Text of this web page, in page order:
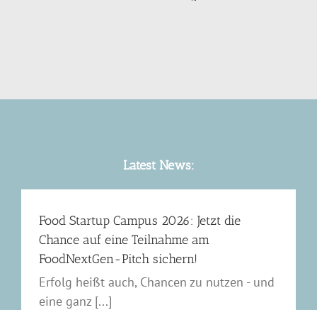
Latest News:
Food Startup Campus 2026: Jetzt die
Chance auf eine Teilnahme am
FoodNextGen-Pitch sichern!
Erfolg heißt auch, Chancen zu nutzen - und
eine ganz [...]